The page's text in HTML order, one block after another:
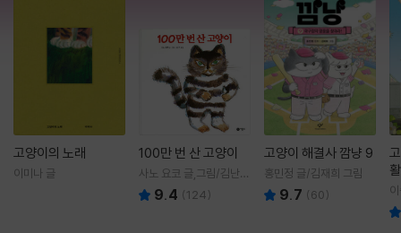
고양이의 노래
이미나 글
100만 번 산 고양이
사노 요코 글,그림/김난주
역 9.4 (124)
고양이 해결사 깜냥 9
홍민정 글/김재희 그림
9.7 (60)